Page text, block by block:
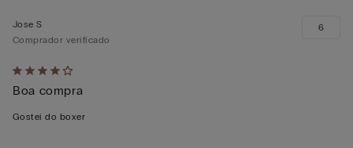
Atribuiu
4
em
Jose S
Comprador verificado
Boa compra
Gostei do boxer
6